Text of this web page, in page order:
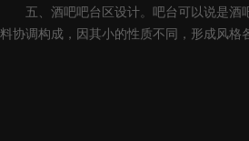
五、酒吧吧台区设计。吧台可以说是酒吧
料协调构成，因其小的性质不同，形成风格